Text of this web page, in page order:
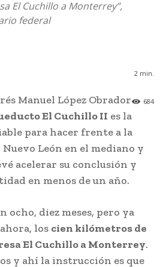
El Cuchillo a Monterrey”,
federal
2 min.
684
Manuel López Obrador
El Cuchillo II es la
para hacer frente a la
Nuevo León en el mediano y
acelerar su conclusión y
en menos de un año.
ocho, diez meses, pero ya
los cien kilómetros de
El Cuchillo a Monterrey.
y ahí la instrucción es que